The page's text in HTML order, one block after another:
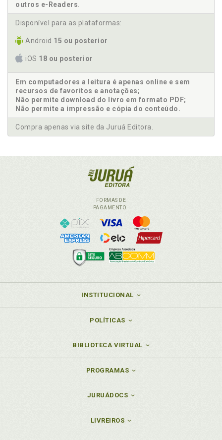
outros e-Readers
Disponível para as plataformas:
Android 15 ou posterior
iOS 18 ou posterior
Em computadores a leitura é apenas online e sem
recursos de favoritos e anotações;
Não permite download do livro em formato PDF;
Não permite a impressão e cópia do conteúdo.
Compra apenas via site da Juruá Editora.
FORMAS DE
PAGAMENTO
INSTITUCIONAL
POLÍTICAS
BIBLIOTECA VIRTUAL
PROGRAMAS
JURUÁDOCS
LIVREIROS